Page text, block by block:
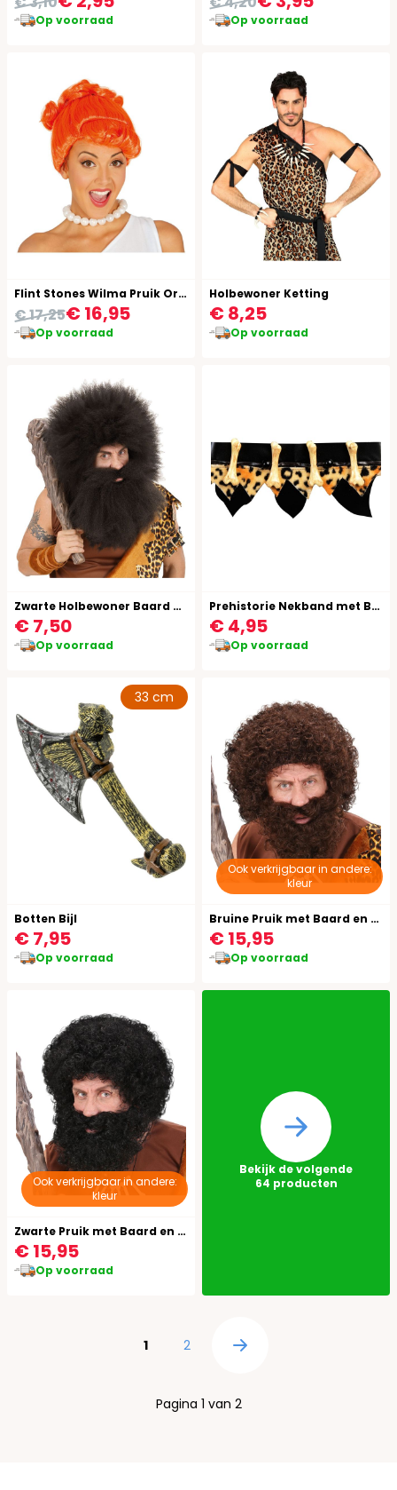
Op voorraad Op voorraad
Flint Stones Wilma Pruik Oranje
€ 16,95
€ 17,25
Op voorraad
Holbewoner Ketting
€ 8,25
Op voorraad
Zwarte Holbewoner Baard met Snor
€ 7,50
Op voorraad
Prehistorie Nekband met Botten
€ 4,95
Op voorraad
33 cm
Botten Bijl
€ 7,95
Op voorraad
Ook verkrijgbaar in andere:
kleur
Bruine Pruik met Baard en Snor
€ 15,95
Op voorraad
Ook verkrijgbaar in andere:
kleur
Zwarte Pruik met Baard en Snor
€ 15,95
Op voorraad
Bekijk de volgende
64 producten
U lees momenteel pagina
1 Pagina
2 Pagina
Pagina 1 van 2